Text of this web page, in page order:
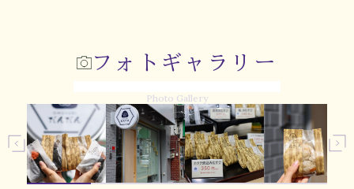
フォトギャラリー
Photo Gallery